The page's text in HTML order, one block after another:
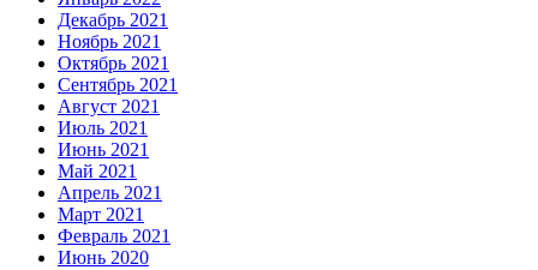
Декабрь 2021
Ноябрь 2021
Октябрь 2021
Сентябрь 2021
Август 2021
Июль 2021
Июнь 2021
Май 2021
Апрель 2021
Март 2021
Февраль 2021
Июнь 2020